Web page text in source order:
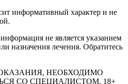
информативный характер и не
не является указанием
назначения лечения. Обратитесь
НЕОБХОДИМО
СО СПЕЦИАЛИСТОМ. 18+